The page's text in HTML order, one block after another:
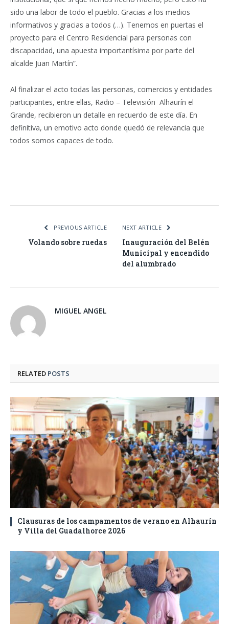
sido una labor de todo el pueblo. Gracias a los medios
informativos y gracias a todos (…). Tenemos en puertas el
proyecto para el Centro Residencial para personas con
discapacidad, una apuesta importantísima por parte del
alcalde Juan Martín”.
Al finalizar el acto todas las personas, comercios y entidades
participantes, entre ellas, Radio – Televisión Alhaurín el
Grande, recibieron un detalle en recuerdo de este día. En
definitiva, un emotivo acto donde quedó de relevancia que
todos somos capaces de todo.
PREVIOUS ARTICLE
Volando sobre ruedas
NEXT ARTICLE
Inauguración del Belén
Municipal y encendido
del alumbrado
MIGUEL ANGEL
RELATED POSTS
Clausuras de los campamentos de verano en Alhaurín
y Villa del Guadalhorce 2026